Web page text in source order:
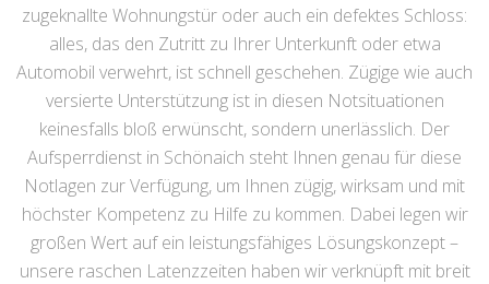
zugeknallte Wohnungstür oder auch ein defektes Schloss:
alles, das den Zutritt zu Ihrer Unterkunft oder etwa
Automobil verwehrt, ist schnell geschehen. Zügige wie auch
versierte Unterstützung ist in diesen Notsituationen
keinesfalls bloß erwünscht, sondern unerlässlich. Der
Aufsperrdienst in Schönaich steht Ihnen genau für diese
Notlagen zur Verfügung, um Ihnen zügig, wirksam und mit
höchster Kompetenz zu Hilfe zu kommen. Dabei legen wir
großen Wert auf ein leistungsfähiges Lösungskonzept –
unsere raschen Latenzzeiten haben wir verknüpft mit breit